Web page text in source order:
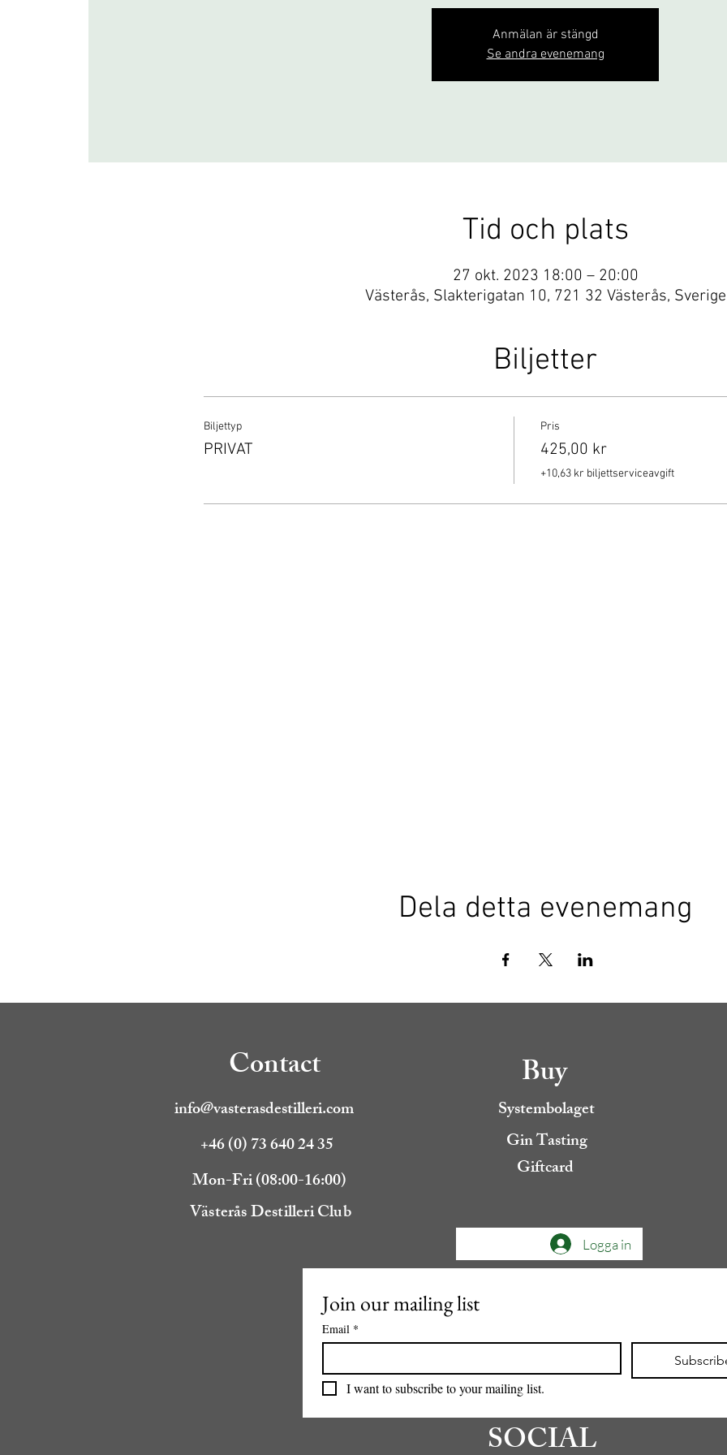
Anmälan är stängd
Se andra evenemang
Tid och plats
27 okt. 2023 18:00 – 20:00
Västerås, Slakterigatan 10, 721 32 Västerås, Sverige
Biljetter
Biljettyp
PRIVAT
Pris
425,00 kr
+10,63 kr biljettserviceavgift
Dela detta evenemang
Contact
info@vasterasdestilleri.com
+46 (0) 73 640 24 35
Mon-Fri (08:00-16:00)
Buy
Systembolaget
Gin Tasting
Giftcard
Västerås Destilleri Club
Logga in
Join our mailing list
Email *
I want to subscribe to your mailing list.
SOCIAL